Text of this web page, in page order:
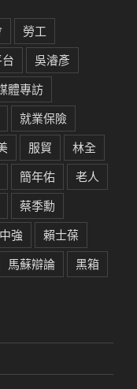
勞工
吳濬彥
體專訪
就業保險
服貿
林全
簡年佑
老人
蔡季勳
強
賴士葆
馬蘇辯論 黑箱